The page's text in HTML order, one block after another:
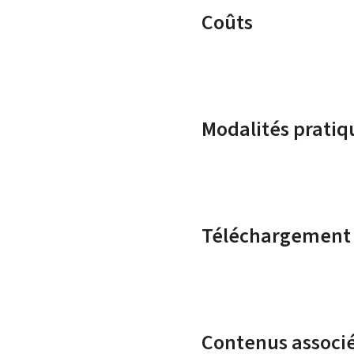
Coûts
Modalités
Téléchargement
Contenus